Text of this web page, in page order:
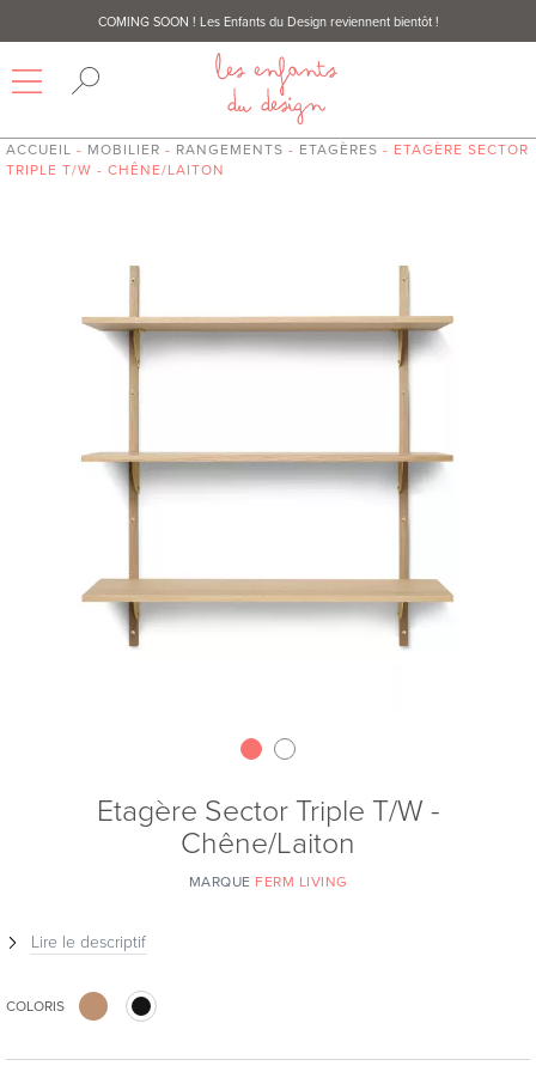
COMING SOON ! Les Enfants du Design reviennent bientôt !
ACCUEIL - MOBILIER - RANGEMENTS - ETAGÈRES - ETAGÈRE SECTOR
TRIPLE T/W - CHÊNE/LAITON
Etagère Sector Triple T/W -
Chêne/Laiton
MARQUE FERM LIVING
Lire le descriptif
COLORIS